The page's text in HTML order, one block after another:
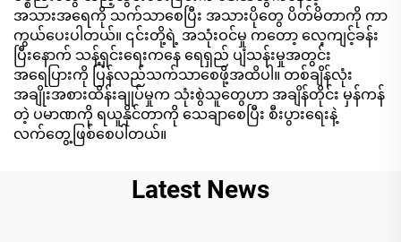
အသားအရေကို သက်သာစေပြီး အသားပိုတွေ ပိတ်မိတာကို ကာ
ကွယ်ပေးပါတယ်။ ၎င်းတို့ရဲ့ အသုံးဝင်မှု ကတော့ လေ့ကျင့်ခန်း
ပြီးနောက် သန့်ရှင်းရေးကနေ ရေရှည် ပျံသန်းမှုအတွင်း
အရေပြားကို ပြန်လည်သက်သာစေဖို့အထိပါ။ တစ်ချိန်လုံး
အချိုးအစားထိန်းချုပ်မှုက သုံးစွဲသူတွေဟာ အချိန်တိုင်း မှန်ကန်
တဲ့ ပမာဏကို ရယူနိုင်တာကို သေချာစေပြီး စီးပွားရေးနဲ့
လက်တွေ့ဖြစ်စေပါတယ်။
Latest News